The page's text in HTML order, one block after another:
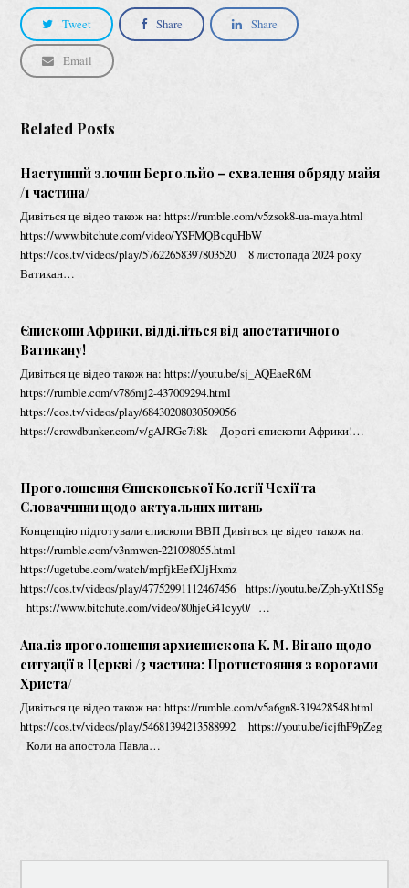
Tweet Share Share
Email
Related Posts
Наступний злочин Бергольйо – схвалення обряду майя
/1 частина/
Дивіться це відео також на: https://rumble.com/v5zsok8-ua-maya.html
https://www.bitchute.com/video/YSFMQBcquHbW
https://cos.tv/videos/play/57622658397803520 8 листопада 2024 року
Ватикан…
Єпископи Африки, відділіться від апостатичного
Ватикану!
Дивіться це відео також на: https://youtu.be/sj_AQEaeR6M
https://rumble.com/v786mj2-437009294.html
https://cos.tv/videos/play/68430208030509056
https://crowdbunker.com/v/gAJRGc7i8k Дорогі єпископи Африки!…
Проголошення Єпископської Колегії Чехії та
Словаччини щодо актуальних питань
Концепцію підготували єпископи ВВП Дивіться це відео також на:
https://rumble.com/v3nmwcn-221098055.html
https://ugetube.com/watch/mpfjkEefXJjHxmz
https://cos.tv/videos/play/47752991112467456 https://youtu.be/Zph-yXt1S5g
https://www.bitchute.com/video/80hjeG41cyy0/ …
Аналіз проголошення архиєпископа К. М. Вігано щодо
ситуації в Церкві /3 частина: Протистояння з ворогами
Христа/
Дивіться це відео також на: https://rumble.com/v5a6gn8-319428548.html
https://cos.tv/videos/play/54681394213588992 https://youtu.be/icjfhF9pZeg
Коли на апостола Павла…